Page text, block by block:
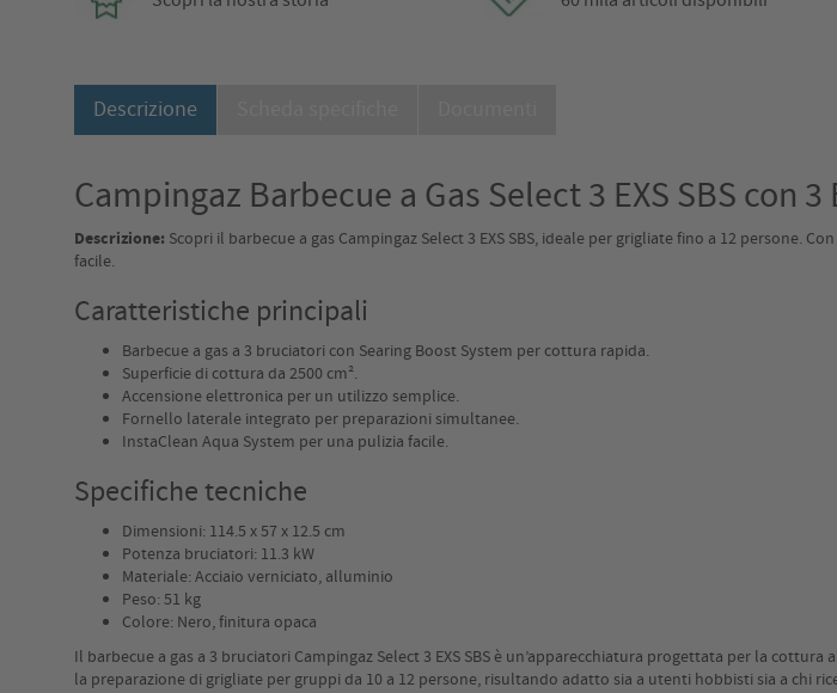
Descrizione
Campingaz Barbecue a Gas Select 3 EXS SBS con
Descrizione: Scopri il barbecue a gas Campingaz Select 3 EXS SBS, ideale per grigliate fino a 12 persone.
facile.
Caratteristiche principali
Barbecue a gas a 3 bruciatori con Searing Boost System per cottura rapida.
Superficie di cottura da 2500 cm².
Accensione elettronica per un utilizzo semplice.
Fornello laterale integrato per preparazioni simultanee.
InstaClean Aqua System per una pulizia facile.
Specifiche tecniche
Dimensioni: 114.5 x 57 x 12.5 cm
Potenza bruciatori: 11.3 kW
Materiale: Acciaio verniciato, alluminio
Peso: 51 kg
Colore: Nero, finitura opaca
Il barbecue a gas a 3 bruciatori Campingaz Select 3 EXS SBS è un’apparecchiatura progettata per la
la preparazione di grigliate per gruppi da 10 a 12 persone, risultando adatto sia a utenti hobbisti sia a chi